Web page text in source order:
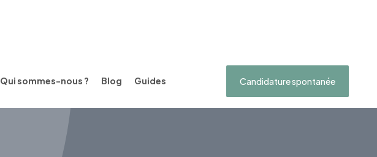
Qui sommes-nous ? Blog Guides Candidature spontanée